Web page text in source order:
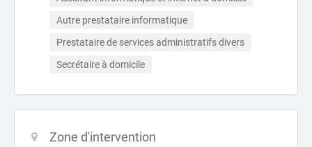
Autre prestataire informatique
Prestataire de services administratifs divers
Secrétaire à domicile
Zone d'intervention